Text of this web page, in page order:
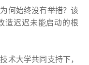
何始终没有举措？该
造迟迟未能启动的根
大学共同支持下，